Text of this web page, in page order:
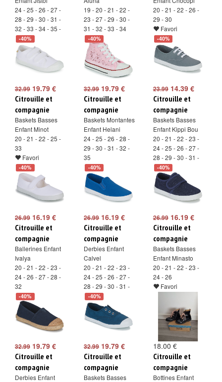
24 - 25 - 26 - 27 -
28 - 29 - 30 - 31 -
32 - 33 - 34 - 35 -
36 - 37 - 38
Favori
19 - 20 - 21 - 22 -
23 - 27 - 29 - 30 -
31 - 32 - 33 - 34
Favori
20 - 21 - 22 - 26 -
29 - 30
Favori
-40%
32.99 19.79 €
Citrouille et
compagnie
Baskets Basses
Enfant Minot
20 - 21 - 22 - 25 -
33
Favori
-40%
32.9919.79 €
Citrouille et
compagnie
Baskets Montantes
Enfant Helani
24 - 25 - 26 - 28 -
29 - 30 - 31 - 32 -
35
Favori
-40%
23.9914.39 €
Citrouille et
compagnie
Baskets Basses
Enfant Kippi Bou
20 - 21 - 22 - 23 -
24 - 25 - 26 - 27 -
28 - 29 - 30 - 31 -
32 - 33
Favori
-40%
26.99 16.19 €
Citrouille et
compagnie
Ballerines Enfant
Ivalya
20 - 21 - 22 - 23 -
24 - 26 - 27 - 28 -
32
Favori
-40%
26.9916.19 €
Citrouille et
compagnie
Derbies Enfant
Calvel
20 - 21 - 22 - 23 -
24 - 25 - 26 - 27 -
28 - 29 - 30 - 31 -
32 - 33
Favori
-40%
26.9916.19 €
Citrouille et
compagnie
Baskets Basses
Enfant Minasto
20 - 21 - 22 - 23 -
24 - 26
Favori
-40%
32.99 19.79 €
Citrouille et
compagnie
Derbies Enfant
-40%
32.9919.79 €
Citrouille et
compagnie
Baskets Basses
18.00 €
Citrouille et
compagnie
Bottines Enfant